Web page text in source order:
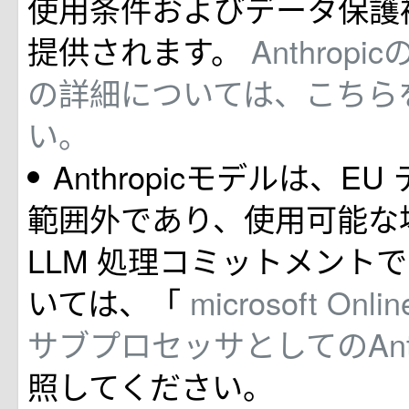
提供されます。 Anthropic
の詳細については、こち
い。
Anthropicモデルは、EU
範囲外であり、使用可能
LLM 処理コミットメント
いては、「 microsoft
サブプロセッサとしての
照してください。